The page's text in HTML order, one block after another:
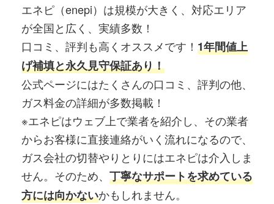
エネピ（enepi）は規模が大きく、対応エリア
が全国と広く、実績多数！
口コミ、評判も高くオススメです！ 1年間値上
げ補填と永久見守保証あり！
公式ページにはたくさんの口コミ、評判の他、
ガス料金の詳細が多数掲載！
※エネピはウェブ上で業者を紹介し、その業者
からお客様に直接連絡がいく流れになるので、
ガス会社の切替やりとりにはエネピは介入しま
せん。そのため、 丁寧なサポートを求めている
方には向かないかもしれません。